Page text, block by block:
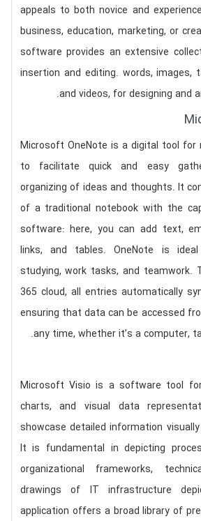
appeals to both novice and
business, education, marketing, or
software provides an extensive
insertion and editing. words, images,
and videos, for designing and
Microsoft OneNote is a digital tool for
to facilitate quick and easy
organizing of ideas and thoughts. It
of a traditional notebook with the
software: here, you can add text,
links, and tables. OneNote is
studying, work tasks, and teamwork.
365 cloud, all entries automatically
ensuring that data can be accessed
any time, whether it’s a computer,
Microsoft Visio is a software tool
charts, and visual data
showcase detailed information
It is fundamental in depicting
organizational frameworks,
drawings of IT infrastructure
application offers a broad library of